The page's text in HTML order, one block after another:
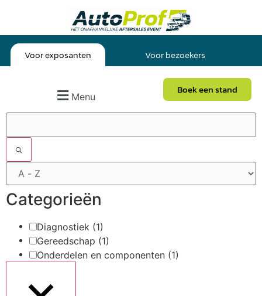
Voor exposanten Voor bezoekers
Menu
Boek een stand
Categorieën
Diagnostiek (1)
Gereedschap (1)
Onderdelen en componenten (1)